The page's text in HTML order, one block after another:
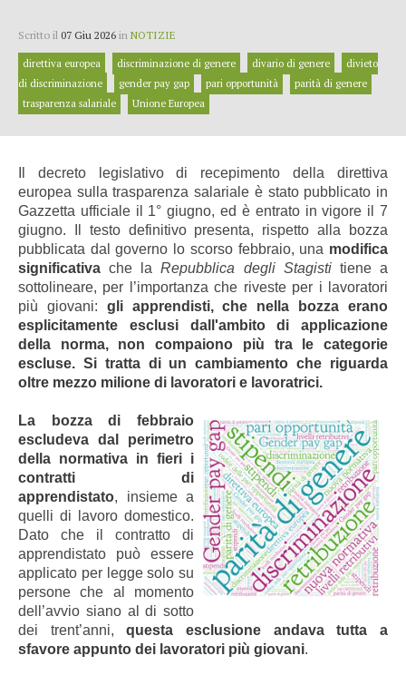
Scritto il 07 Giu 2026 in NOTIZIE
direttiva europea discriminazione di genere divario di genere
divieto
di discriminazione
gender pay gap pari opportunità
parità di genere
trasparenza salariale
Unione Europea
Il decreto legislativo di recepimento della direttiva
europea sulla trasparenza salariale è stato pubblicato in
Gazzetta ufficiale il 1° giugno, ed è entrato in vigore il 7
giugno. Il testo definitivo presenta, rispetto alla bozza
pubblicata dal governo lo scorso febbraio, una modifica
significativa che laRepubblica degli Stagistitiene a
sottolineare, per l’importanza che riveste per i lavoratori
più giovani: gli apprendisti, che nella bozza erano
esplicitamente esclusi dall'ambito di applicazione
della norma, non compaiono più tra le categorie
escluse. Si tratta di un cambiamento che riguarda
oltre mezzo milione di lavoratori e lavoratrici.
La bozza di febbraio
escludeva dal perimetro
della normativa in fieri i
contratti di
apprendistato, insieme a
quelli di lavoro domestico.
Dato che il contratto di
apprendistato può essere
applicato per legge solo su
persone che al momento
dell’avvio siano al di sotto
dei trent’anni,questa esclusione andava tutta a
sfavore appunto dei lavoratori più giovani.